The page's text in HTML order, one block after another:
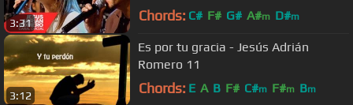
3:31
Oficial)
Chords: C# F# G# A#m D#m
3:12
Es por tu gracia - Jesús Adrián
Romero 11
Chords: E A B F# C#m F#m Bm